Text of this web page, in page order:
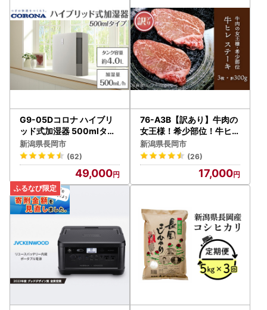
G9-05Dコロナ ハイブリ
ッド式加湿器 500mlタイ
プ UF-H5025R(W)
新潟県長岡市
(62)
49,000
76-A3B【訳あり】牛肉の
女王様！希少部位！牛ヒレ
ステーキ3枚（計300g）
新潟県長岡市
(26)
17,000